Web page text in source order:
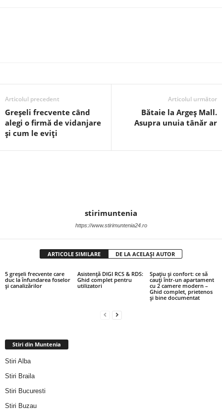
Articolul precedent
Greșeli frecvente când
alegi o firmă de vidanjare
și cum le eviți
Articolul următor
Bătaie la Argeș Mall.
Asupra unuia tânăr ar
stirimuntenia
https://www.stirimuntenia24.ro
ARTICOLE SIMILARE DE LA ACELAȘI AUTOR
5 greșeli frecvente care
duc la înfundarea foselor
și canalizărilor
Asistență DIGI RCS & RDS:
Ghid complet pentru
utilizatori
Spațiu și confort: ce să
cauți într-un apartament
cu 2 camere modern –
Ghid complet, prietenos
și bine documentat
Stiri din Muntenia
Stiri Alba
Stiri Braila
Stiri Bucuresti
Stiri Buzau